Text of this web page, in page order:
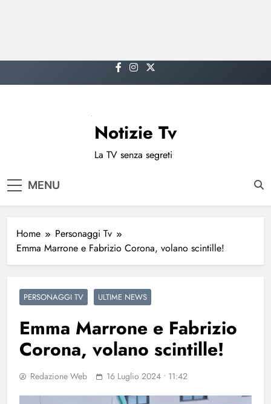
to
Notizie Tv
La TV senza segreti
MENU
Home
Personaggi Tv
Emma Marrone e Fabrizio Corona, volano scintille!
PERSONAGGI TV ULTIME NEWS
Emma Marrone e Fabrizio
Corona, volano scintille!
Redazione Web 16 Luglio 2024 • 11:42